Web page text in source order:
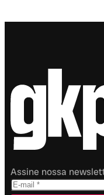
Assine nossa